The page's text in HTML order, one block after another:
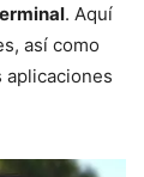
. Aquí
así como
aplicaciones